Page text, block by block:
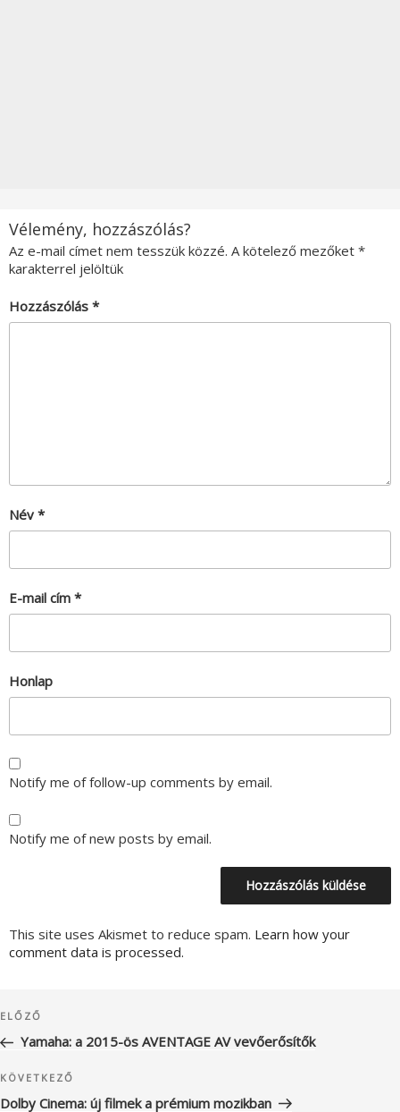
Vélemény, hozzászólás?
Az e-mail címet nem tesszük közzé. A kötelező mezőket *
karakterrel jelöltük
Hozzászólás *
Név *
E-mail cím *
Honlap
Notify me of follow-up comments by email.
Notify me of new posts by email.
This site uses Akismet to reduce spam. Learn how your
comment data is processed.
navigáció
Korábbi
bejegyzés
ELŐZŐ
Yamaha: a 2015-ös AVENTAGE AV vevőerősítők
Következő
bejegyzés
KÖVETKEZŐ
Dolby Cinema: új filmek a prémium mozikban